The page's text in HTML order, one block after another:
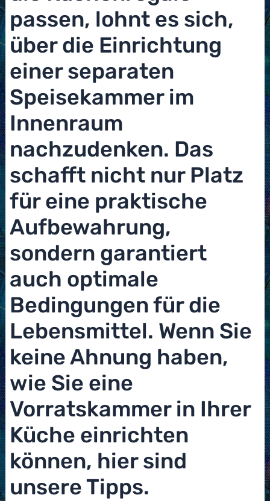
passen, lohnt es sich,
über die Einrichtung
einer separaten
Speisekammer im
Innenraum
nachzudenken. Das
schafft nicht nur Platz
für eine praktische
Aufbewahrung,
sondern garantiert
auch optimale
Bedingungen für die
Lebensmittel. Wenn Sie
keine Ahnung haben,
wie Sie eine
Vorratskammer in Ihrer
Küche einrichten
können, hier sind
unsere Tipps.